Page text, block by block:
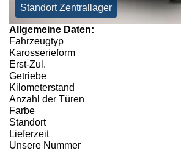
Standort Zentrallager
Allgemeine Daten:
Fahrzeugtyp
Karosserieform
Erst-Zul.
Getriebe
Kilometerstand
Anzahl der Türen
Farbe
Standort
Lieferzeit
Unsere Nummer